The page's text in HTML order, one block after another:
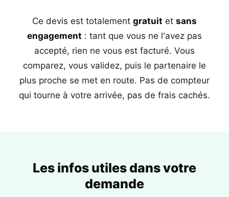
Ce devis est totalement gratuit et sans
engagement : tant que vous ne l'avez pas
accepté, rien ne vous est facturé. Vous
comparez, vous validez, puis le partenaire le
plus proche se met en route. Pas de compteur
qui tourne à votre arrivée, pas de frais cachés.
Les infos utiles dans votre
demande